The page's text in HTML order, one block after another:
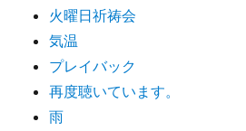
火曜日祈祷会
気温
プレイバック
再度聴いています。
雨